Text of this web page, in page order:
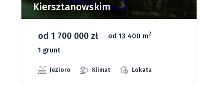
Dąbrowa Mała
od 93 280 zł od 1075 m